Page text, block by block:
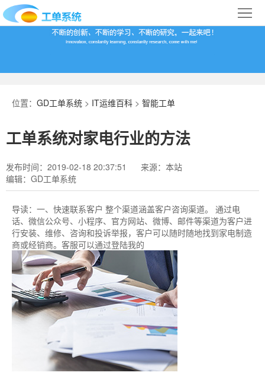
首
百
科
下
载
我
业
位置： GD工单系统 > IT运维百科 > 智能工单
工单系统对家电行业的方法
发布时间：2019-02-18 20:37:51
来源：本站
编辑：GD工单系统
导读： 一、快速联系客户 整个渠道涵盖客户咨询渠道。 通过电
话、微信公众号、小程序、官方网站、微博、邮件等渠道为客户进
行安装、维修、咨询和投诉举报，客户可以随时随地找到家电制造
商或经销商。客服可以通过登陆我的